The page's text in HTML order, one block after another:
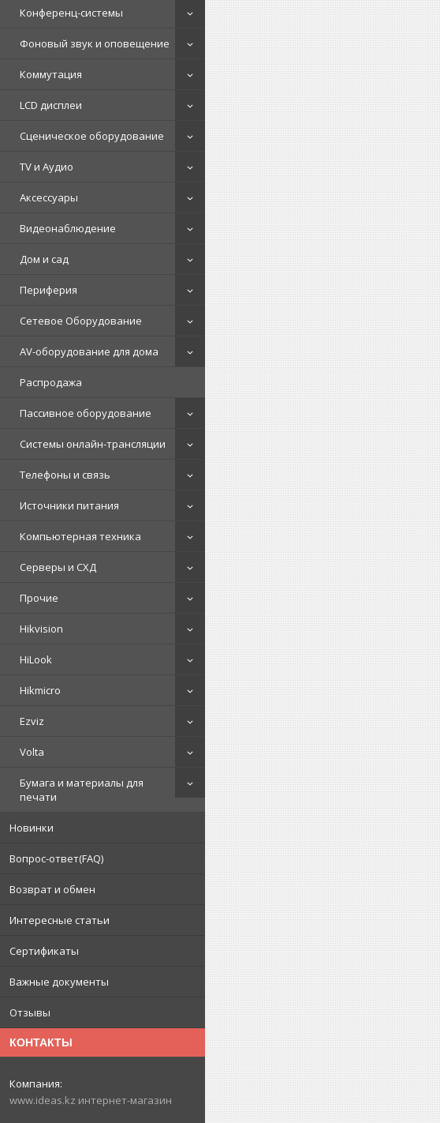
Конференц-системы
Фоновый звук и оповещение
Коммутация
LCD дисплеи
Сценическое оборудование
TV и Аудио
Аксессуары
Видеонаблюдение
Дом и сад
Периферия
Сетевое Оборудование
AV-оборудование для дома
Распродажа
Пассивное оборудование
Системы онлайн-трансляции
Телефоны и связь
Источники питания
Компьютерная техника
Серверы и СХД
Прочие
Hikvision
HiLook
Hikmicro
Ezviz
Volta
Бумага и материалы для
печати
Новинки
Вопрос-ответ(FAQ)
Возврат и обмен
Интересные статьи
Сертификаты
Важные документы
Отзывы
КОНТАКТЫ
www.ideas.kz интернет-магазин